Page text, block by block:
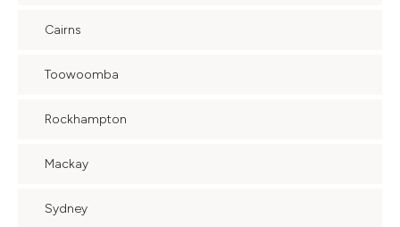
Cairns
Toowoomba
Rockhampton
Mackay
Sydney